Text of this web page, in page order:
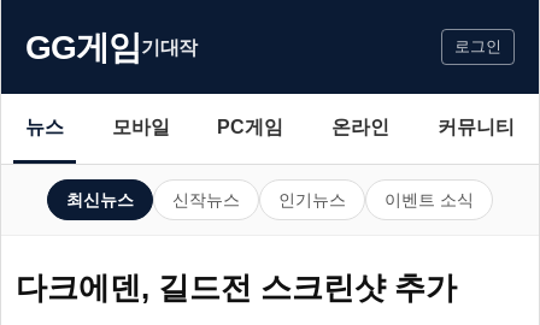
GG게임기대작 로그인
뉴스 모바일 PC게임 온라인 커뮤니티
최신뉴스 신작뉴스 인기뉴스 이벤트 소식
다크에덴, 길드전 스크린샷 추가